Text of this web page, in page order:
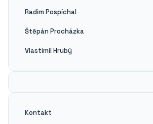
Radim Pospíchal
Štěpán Procházka
Vlastimil Hrubý
Kontakt